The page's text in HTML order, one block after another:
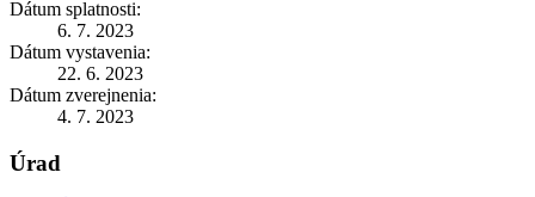
Dátum splatnosti:
6. 7. 2023
Dátum vystavenia:
22. 6. 2023
Dátum zverejnenia:
4. 7. 2023
Úrad